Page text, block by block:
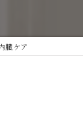
臓ケア